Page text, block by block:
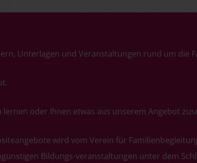
Unterlagen und Veranstaltungen rund um die
oder Ihnen etwas aus unserem Angebot
wird vom Verein für
Bildungs-veranstaltungen unter dem